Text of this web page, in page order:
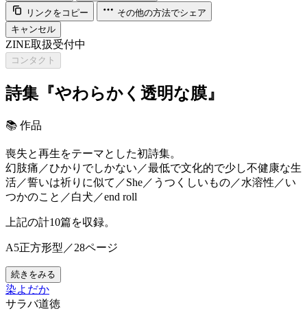
リンクをコピー
その他の方法でシェア
キャンセル
ZINE取扱受付中
コンタクト
詩集『やわらかく透明な膜』
📚 作品
喪失と再生をテーマとした初詩集。
幻肢痛／ひかりでしかない／最低で文化的で少し不健康な生
活／誓いは祈りに似て／She／うつくしいもの／水溶性／い
つかのこと／白犬／end roll
上記の計10篇を収録。
A5正方形型／28ページ
続きをみる
染よだか
サラバ道徳